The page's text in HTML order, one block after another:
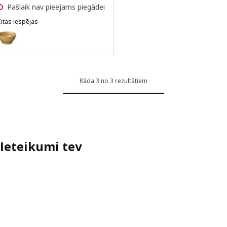
Pašlaik nav pieejams piegādei
iespējas
SANDSKÄDDA, Bļodiņa, dzeltenā krāsā, 14 cm
Rāda 3 no 3 rezultātiem
Ieteikumi tev